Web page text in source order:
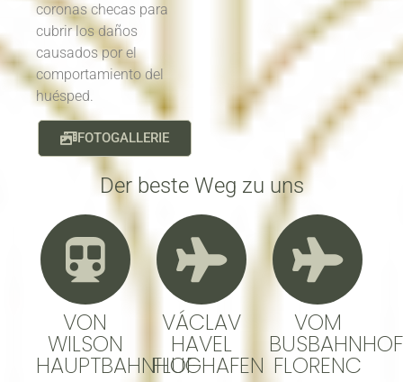
coronas checas para
cubrir los daños
causados por el
comportamiento del
huésped.
FOTOGALLERIE
Der beste Weg zu uns
VON
WILSON
HAUPTBAHNHOF
VÁCLAV
HAVEL
FLUGHAFEN
VOM
BUSBAHNHOF
FLORENC